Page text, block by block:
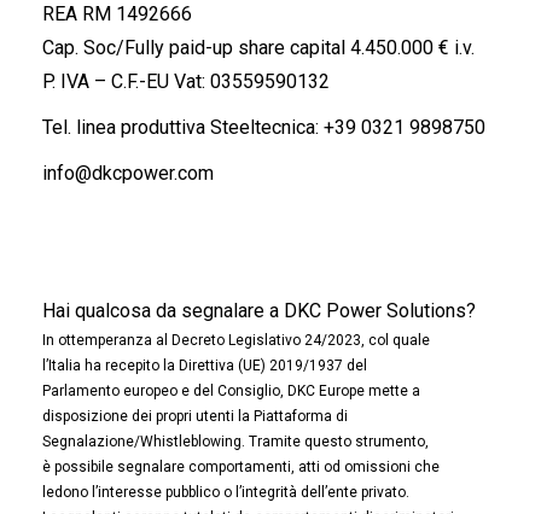
REA RM 1492666
Cap. Soc/Fully paid-up share capital 4.450.000 € i.v.
P. IVA – C.F.-EU Vat: 03559590132
Tel. linea produttiva Steeltecnica: +39 0321 9898750
info@dkcpower.com
Hai qualcosa da segnalare a DKC Power Solutions?
In ottemperanza al Decreto Legislativo 24/2023, col quale
l’Italia ha recepito la Direttiva (UE) 2019/1937 del
Parlamento europeo e del Consiglio, DKC Europe mette a
disposizione dei propri utenti la Piattaforma di
Segnalazione/Whistleblowing. Tramite questo strumento,
è possibile segnalare comportamenti, atti od omissioni che
ledono l’interesse pubblico o l’integrità dell’ente privato.